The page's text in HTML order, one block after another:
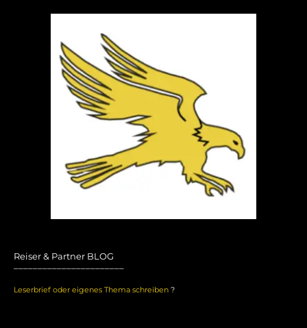
Reiser & Partner BLOG
Leserbrief oder eigenes Thema schreiben ?